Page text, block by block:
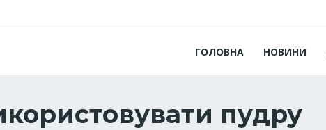
ГОЛОВНА НОВИНИ
пудру